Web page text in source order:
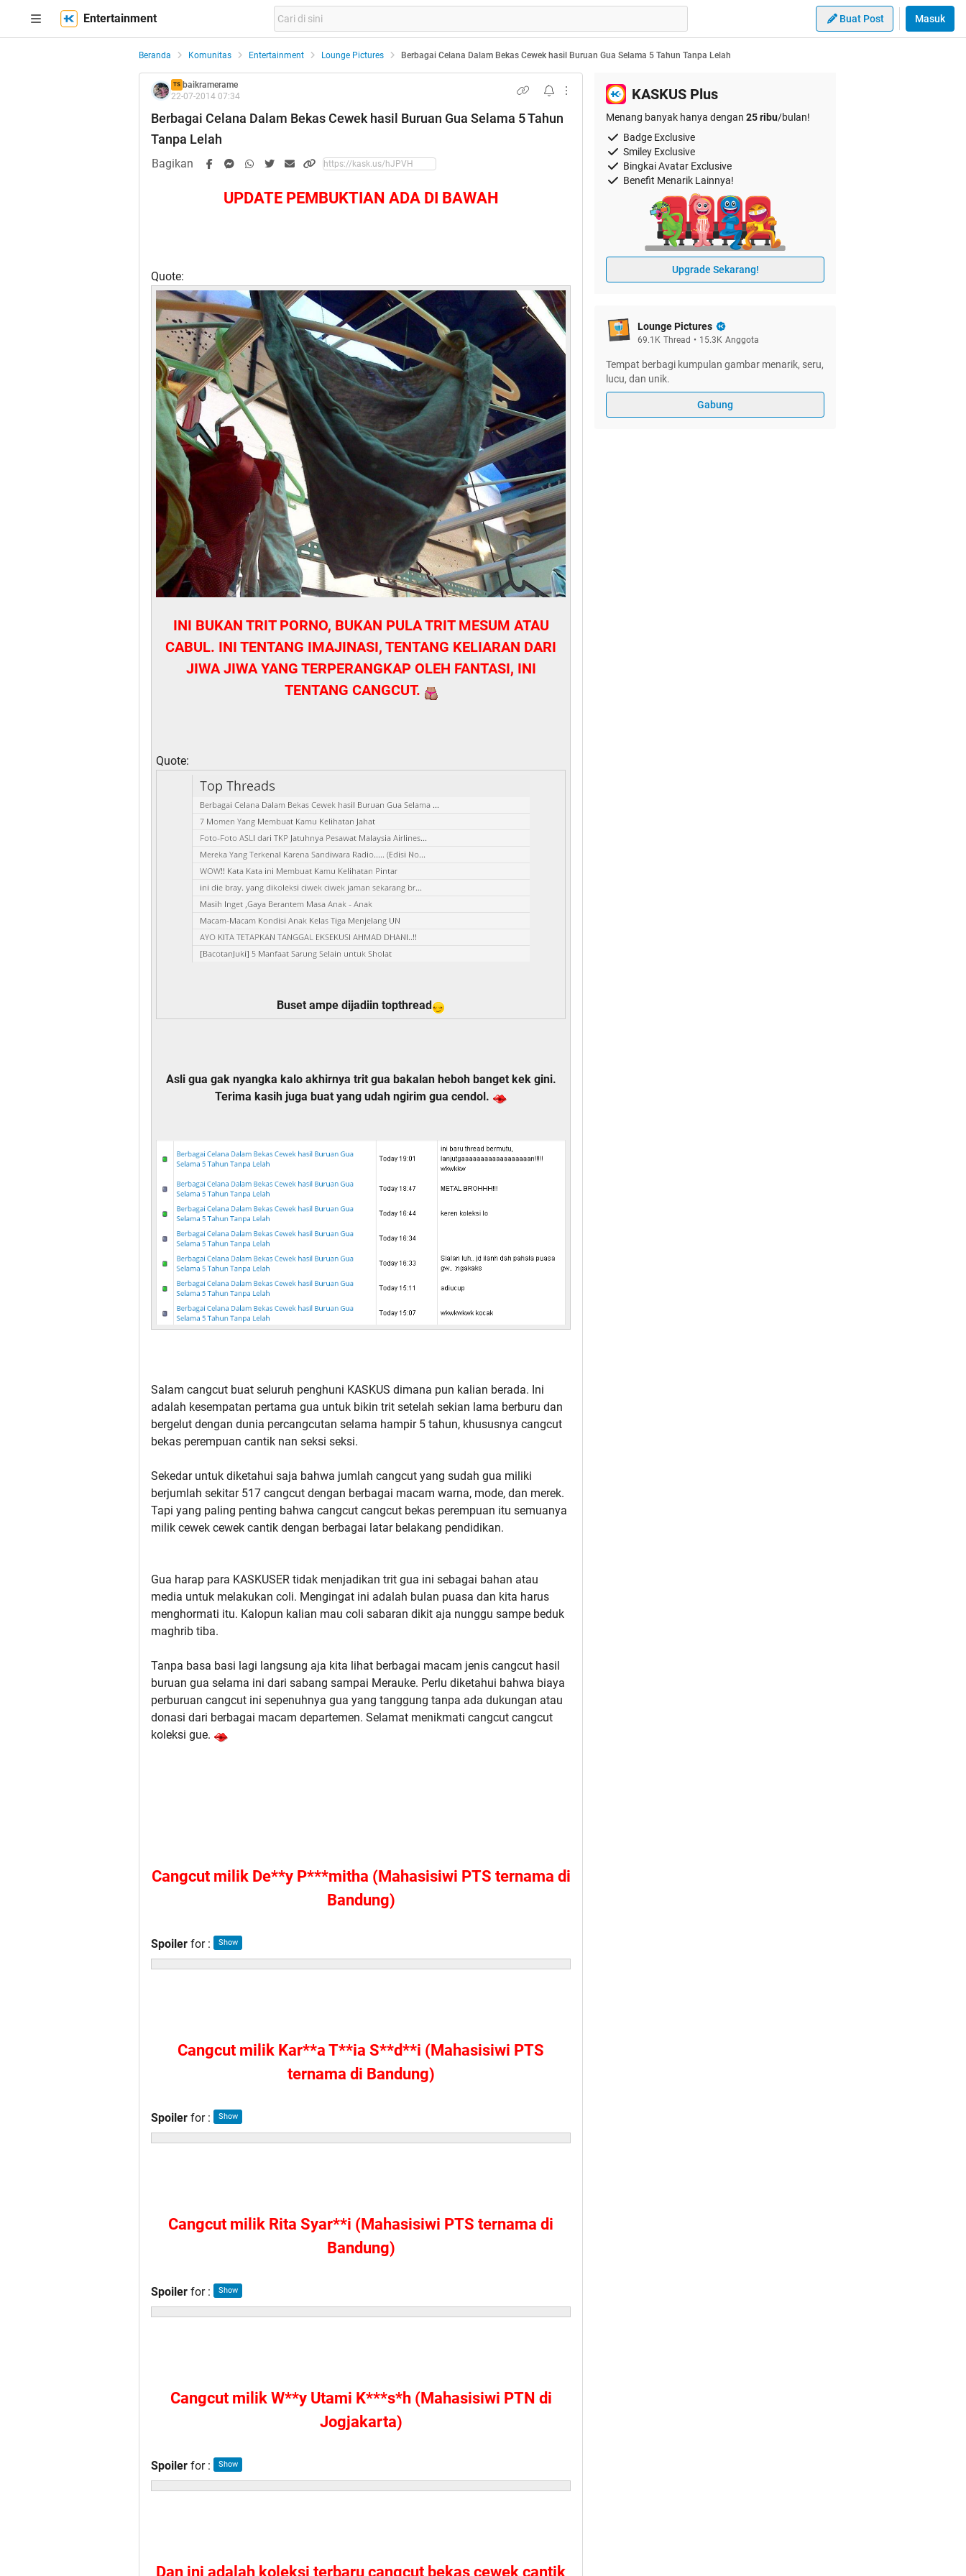
Entertainment Buat Post Masuk
Beranda Komunitas Entertainment Lounge Pictures Berbagai Celana Dalam Bekas Cewek hasil Buruan Gua Selama 5 Tahun Tanpa Lelah
TS baikramerame
22-07-2014 07:34
Berbagai Celana Dalam Bekas Cewek hasil Buruan Gua Selama 5 Tahun
Tanpa Lelah
Bagikan
UPDATE PEMBUKTIAN ADA DI BAWAH
Quote:
INI BUKAN TRIT PORNO, BUKAN PULA TRIT MESUM ATAU
CABUL. INI TENTANG IMAJINASI, TENTANG KELIARAN DARI
JIWA JIWA YANG TERPERANGKAP OLEH FANTASI, INI
TENTANG CANGCUT.
Quote:
Buset ampe dijadiin topthread
Asli gua gak nyangka kalo akhirnya trit gua bakalan heboh banget kek gini.
Terima kasih juga buat yang udah ngirim gua cendol.
Salam cangcut buat seluruh penghuni KASKUS dimana pun kalian berada. Ini
adalah kesempatan pertama gua untuk bikin trit setelah sekian lama berburu dan
bergelut dengan dunia percangcutan selama hampir 5 tahun, khususnya cangcut
bekas perempuan cantik nan seksi seksi.
Sekedar untuk diketahui saja bahwa jumlah cangcut yang sudah gua miliki
berjumlah sekitar 517 cangcut dengan berbagai macam warna, mode, dan merek.
Tapi yang paling penting bahwa cangcut cangcut bekas perempuan itu semuanya
milik cewek cewek cantik dengan berbagai latar belakang pendidikan.
Gua harap para KASKUSER tidak menjadikan trit gua ini sebagai bahan atau
media untuk melakukan coli. Mengingat ini adalah bulan puasa dan kita harus
menghormati itu. Kalopun kalian mau coli sabaran dikit aja nunggu sampe beduk
maghrib tiba.
Tanpa basa basi lagi langsung aja kita lihat berbagai macam jenis cangcut hasil
buruan gua selama ini dari sabang sampai Merauke. Perlu diketahui bahwa biaya
perburuan cangcut ini sepenuhnya gua yang tanggung tanpa ada dukungan atau
donasi dari berbagai macam departemen. Selamat menikmati cangcut cangcut
koleksi gue.
Cangcut milik De**y P***mitha (Mahasisiwi PTS ternama di
Bandung)
Spoiler for :
Cangcut milik Kar**a T**ia S**d**i (Mahasisiwi PTS
ternama di Bandung)
Spoiler for :
Cangcut milik Rita Syar**i (Mahasisiwi PTS ternama di
Bandung)
Spoiler for :
Cangcut milik W**y Utami K***s*h (Mahasisiwi PTN di
Jogjakarta)
Spoiler for :
Dan ini adalah koleksi terbaru cangcut bekas cewek cantik
KASKUS Plus
Menang banyak hanya dengan 25 ribu/bulan!
Badge Exclusive
Smiley Exclusive
Bingkai Avatar Exclusive
Benefit Menarik Lainnya!
Upgrade Sekarang!
Lounge Pictures
69.1K Thread • 15.3K Anggota
Tempat berbagi kumpulan gambar menarik, seru,
lucu, dan unik.
Gabung